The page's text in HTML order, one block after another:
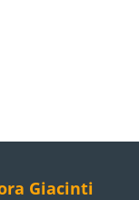
Giacinti